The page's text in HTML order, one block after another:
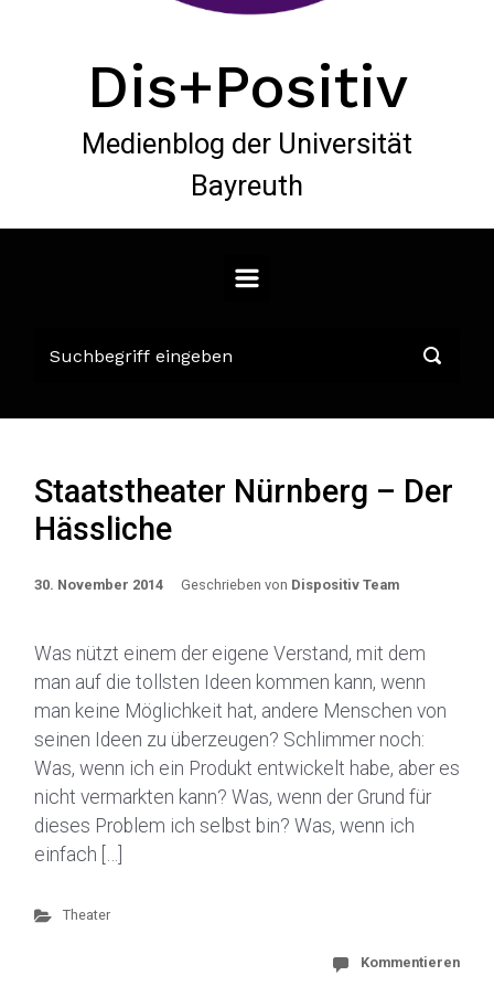
Dis+Positiv
Medienblog der Universität
Bayreuth
Staatstheater Nürnberg – Der
Hässliche
30. November 2014 Geschrieben von Dispositiv Team
Was nützt einem der eigene Verstand, mit dem
man auf die tollsten Ideen kommen kann, wenn
man keine Möglichkeit hat, andere Menschen von
seinen Ideen zu überzeugen? Schlimmer noch:
Was, wenn ich ein Produkt entwickelt habe, aber es
nicht vermarkten kann? Was, wenn der Grund für
dieses Problem ich selbst bin? Was, wenn ich
einfach […]
Theater
Kommentieren